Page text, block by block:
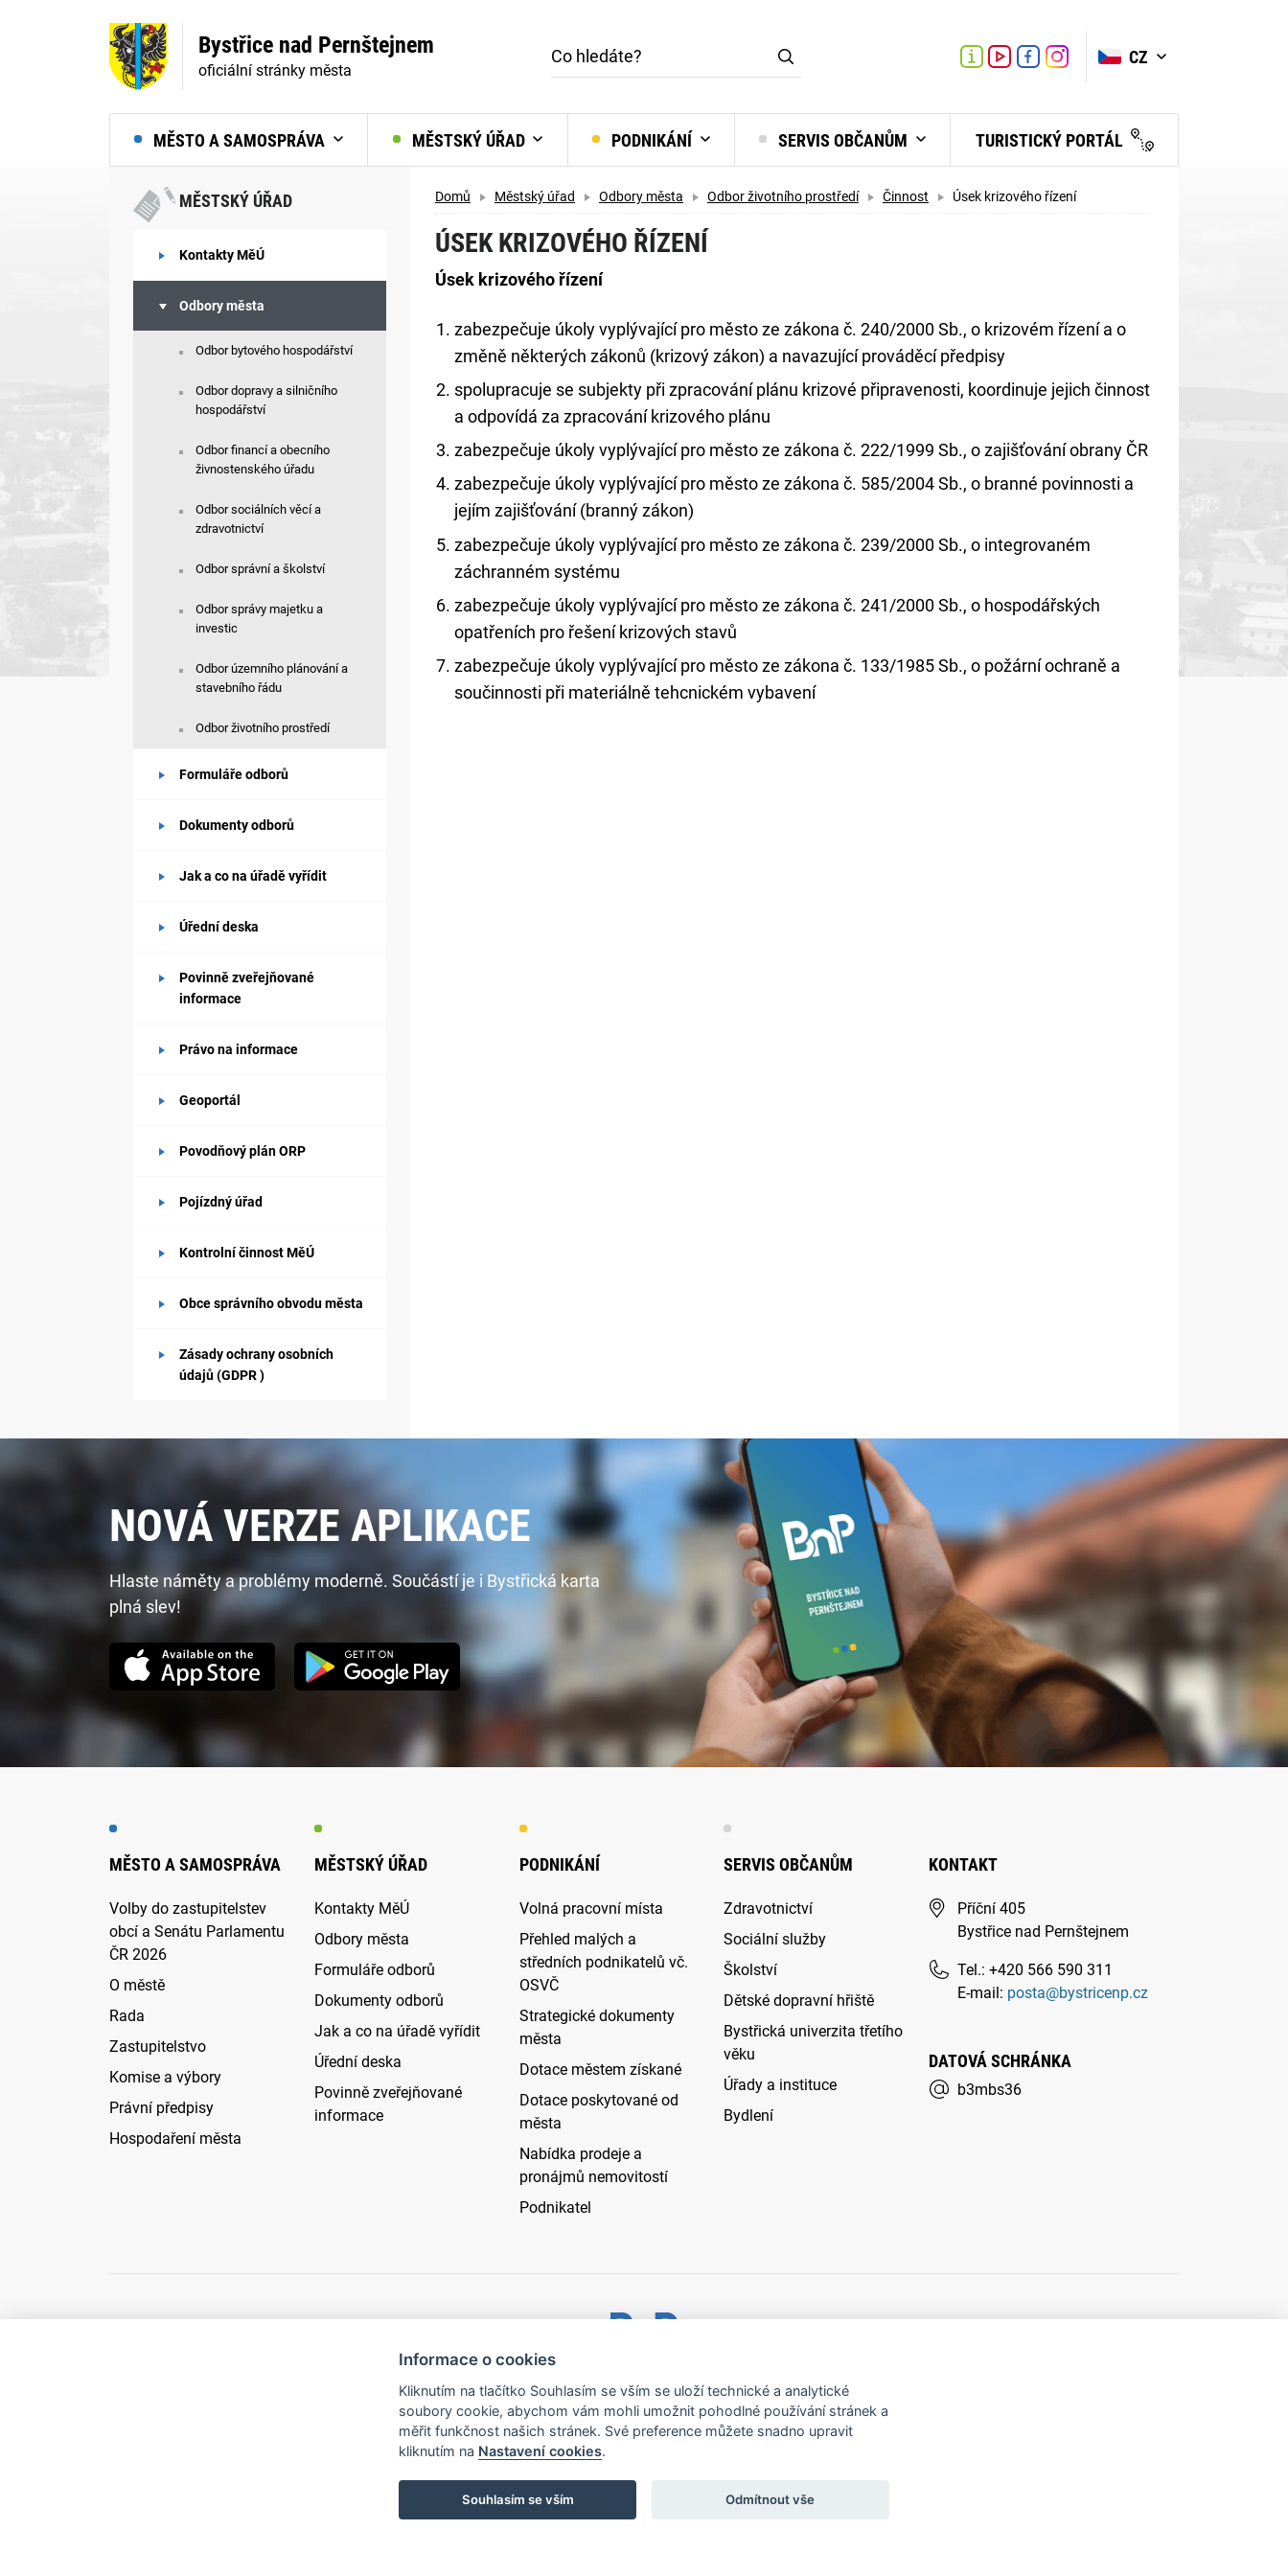
Informace o cookies
Kliknutím na tlačítko Souhlasím se vším se uloží technické a analytické
soubory cookie, abychom vám mohli umožnit pohodlné používání stránek a
měřit funkčnost našich stránek. Své preference můžete snadno upravit
kliknutím na Nastavení cookies.
Souhlasím se vším Odmítnout vše
MĚSTO A SAMOSPRÁVA MĚSTSKÝ ÚŘAD PODNIKÁNÍ SERVIS OBČANŮM TURISTICKÝ PORTÁL
Bystřice nad Pernštejnem
oficiální stránky města
Turistické
centrum
LinkLinkLink
CZ
MĚSTSKÝ ÚŘAD
Kontakty MěÚ
Odbory města
Odbor bytového hospodářství
Odbor dopravy a silničního
hospodářství
Odbor financí a obecního
živnostenského úřadu
Odbor sociálních věcí a
zdravotnictví
Odbor správní a školství
Odbor správy majetku a
investic
Odbor územního plánování a
stavebního řádu
Odbor životního prostředí
Formuláře odborů
Dokumenty odborů
Jak a co na úřadě vyřídit
Úřední deska
Povinně zveřejňované
informace
Právo na informace
Geoportál
Povodňový plán ORP
Pojízdný úřad
Kontrolní činnost MěÚ
Obce správního obvodu města
Zásady ochrany osobních
údajů (GDPR )
Domů Městský úřad Odbory města Odbor životního prostředí Činnost Úsek krizového řízení
ÚSEK KRIZOVÉHO ŘÍZENÍ
Úsek krizového řízení
zabezpečuje úkoly vyplývající pro město ze zákona č. 240/2000 Sb., o krizovém řízení a o
změně některých zákonů (krizový zákon) a navazující prováděcí předpisy
spolupracuje se subjekty při zpracování plánu krizové připravenosti, koordinuje jejich činnost
a odpovídá za zpracování krizového plánu
zabezpečuje úkoly vyplývající pro město ze zákona č. 222/1999 Sb., o zajišťování obrany ČR
zabezpečuje úkoly vyplývající pro město ze zákona č. 585/2004 Sb., o branné povinnosti a
jejím zajišťování (branný zákon)
zabezpečuje úkoly vyplývající pro město ze zákona č. 239/2000 Sb., o integrovaném
záchranném systému
zabezpečuje úkoly vyplývající pro město ze zákona č. 241/2000 Sb., o hospodářských
opatřeních pro řešení krizových stavů
zabezpečuje úkoly vyplývající pro město ze zákona č. 133/1985 Sb., o požární ochraně a
součinnosti při materiálně tehcnickém vybavení
NOVÁ VERZE APLIKACE
Hlaste náměty a problémy moderně. Součástí je i Bystřická karta
plná slev!
MĚSTO A SAMOSPRÁVA
Volby do zastupitelstev
obcí a Senátu Parlamentu
ČR 2026
O městě
Rada
Zastupitelstvo
Komise a výbory
Právní předpisy
Hospodaření města
MĚSTSKÝ ÚŘAD
Kontakty MěÚ
Odbory města
Formuláře odborů
Dokumenty odborů
Jak a co na úřadě vyřídit
Úřední deska
Povinně zveřejňované
informace
PODNIKÁNÍ
Volná pracovní místa
Přehled malých a
středních podnikatelů vč.
OSVČ
Strategické dokumenty
města
Dotace městem získané
Dotace poskytované od
města
Nabídka prodeje a
pronájmů nemovitostí
Podnikatel
SERVIS OBČANŮM
Zdravotnictví
Sociální služby
Školství
Dětské dopravní hřiště
Bystřická univerzita třetího
věku
Úřady a instituce
Bydlení
KONTAKT
Příční 405
Bystřice nad Pernštejnem
Tel.: +420 566 590 311
E-mail: posta@bystricenp.cz
DATOVÁ SCHRÁNKA
b3mbs36